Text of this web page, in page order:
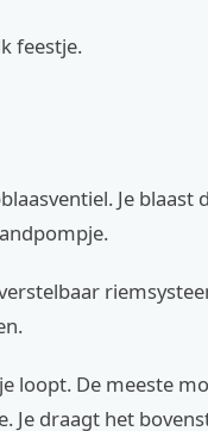
feestje.
Je blaast
loopt. De meeste
Je draagt het